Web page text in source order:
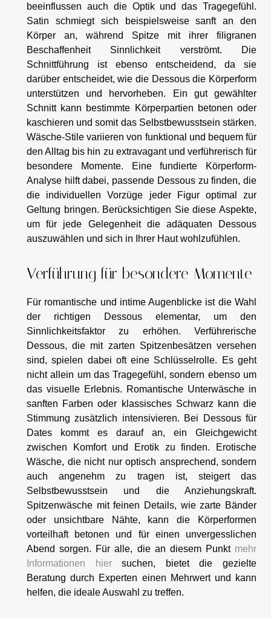
beeinflussen auch die Optik und das Tragegefühl.
Satin schmiegt sich beispielsweise sanft an den
Körper an, während Spitze mit ihrer filigranen
Beschaffenheit Sinnlichkeit verströmt. Die
Schnittführung ist ebenso entscheidend, da sie
darüber entscheidet, wie die Dessous die Körperform
unterstützen und hervorheben. Ein gut gewählter
Schnitt kann bestimmte Körperpartien betonen oder
kaschieren und somit das Selbstbewusstsein stärken.
Wäsche-Stile variieren von funktional und bequem für
den Alltag bis hin zu extravagant und verführerisch für
besondere Momente. Eine fundierte Körperform-
Analyse hilft dabei, passende Dessous zu finden, die
die individuellen Vorzüge jeder Figur optimal zur
Geltung bringen. Berücksichtigen Sie diese Aspekte,
um für jede Gelegenheit die adäquaten Dessous
auszuwählen und sich in Ihrer Haut wohlzufühlen.
Verführung für besondere Momente
Für romantische und intime Augenblicke ist die Wahl
der richtigen Dessous elementar, um den
Sinnlichkeitsfaktor zu erhöhen. Verführerische
Dessous, die mit zarten Spitzenbesätzen versehen
sind, spielen dabei oft eine Schlüsselrolle. Es geht
nicht allein um das Tragegefühl, sondern ebenso um
das visuelle Erlebnis. Romantische Unterwäsche in
sanften Farben oder klassisches Schwarz kann die
Stimmung zusätzlich intensivieren. Bei Dessous für
Dates kommt es darauf an, ein Gleichgewicht
zwischen Komfort und Erotik zu finden. Erotische
Wäsche, die nicht nur optisch ansprechend, sondern
auch angenehm zu tragen ist, steigert das
Selbstbewusstsein und die Anziehungskraft.
Spitzenwäsche mit feinen Details, wie zarte Bänder
oder unsichtbare Nähte, kann die Körperformen
vorteilhaft betonen und für einen unvergesslichen
Abend sorgen. Für alle, die an diesem Punkt mehr
Informationen hiersuchen, bietet die gezielte
Beratung durch Experten einen Mehrwert und kann
helfen, die ideale Auswahl zu treffen.